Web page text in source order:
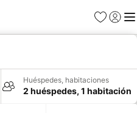
Favoritos
Iniciar
Huéspedes, habitaciones
2 huéspedes, 1 habitación